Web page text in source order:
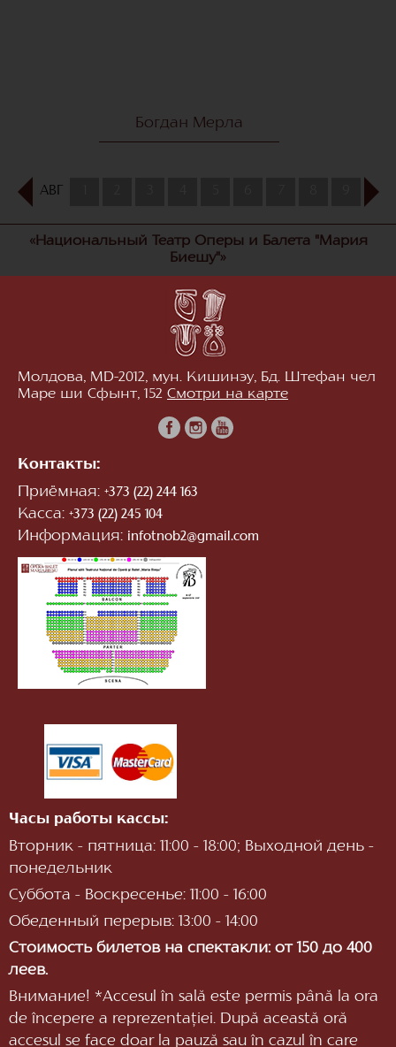
Богдан Мерла
АВГ 10
«Национальный Театр Оперы и Балета "Мария
Биешу"»
Молдова, MD-2012, мун. Кишинэу, Бд. Штефан чел
Маре ши Сфынт, 152 Смотри на карте
Контакты:
Приёмная: +373 (22) 244 163
Касса: +373 (22) 245 104
Информация: infotnob2@gmail.com
Часы работы кассы:
Вторник - пятница: 11:00 - 18:00; Выходной день -
понедельник
Суббота - Воскресенье: 11:00 - 16:00
Обеденный перерыв: 13:00 - 14:00
Стоимость билетов на спектакли: от 150 до 400
леев.
Внимание! *Accesul în sală este permis până la ora
de începere a reprezentaţiei. După această oră
accesul se face doar la pauză sau în cazul în care